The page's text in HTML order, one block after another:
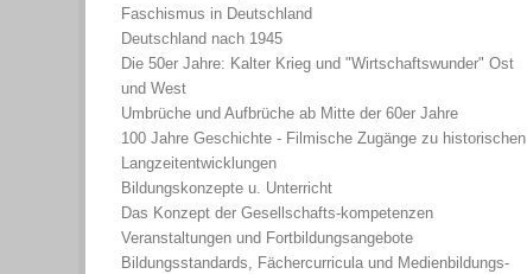
Faschismus in Deutschland
Deutschland nach 1945
Die 50er Jahre: Kalter Krieg und "Wirtschaftswunder" Ost
und West
Umbrüche und Aufbrüche ab Mitte der 60er Jahre
100 Jahre Geschichte - Filmische Zugänge zu historischen
Langzeitentwicklungen
Bildungskonzepte u. Unterricht
Das Konzept der Gesellschafts-kompetenzen
Veranstaltungen und Fortbildungsangebote
Bildungsstandards, Fächercurricula und Medienbildungs-